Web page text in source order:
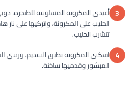
3 أعيدي المكرونة المسلوقة للطنجرة،
تتشرب الحليب.
4 اسكبي المكرونة بطبق التقديم، ورشي
المبشور وقدميها ساخنة.